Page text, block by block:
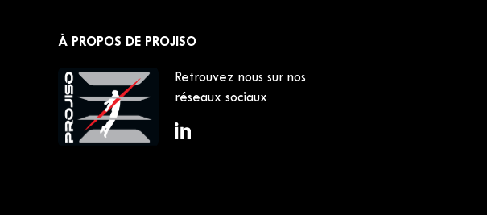
À PROPOS DE PROJISO
Retrouvez nous sur nos
réseaux sociaux